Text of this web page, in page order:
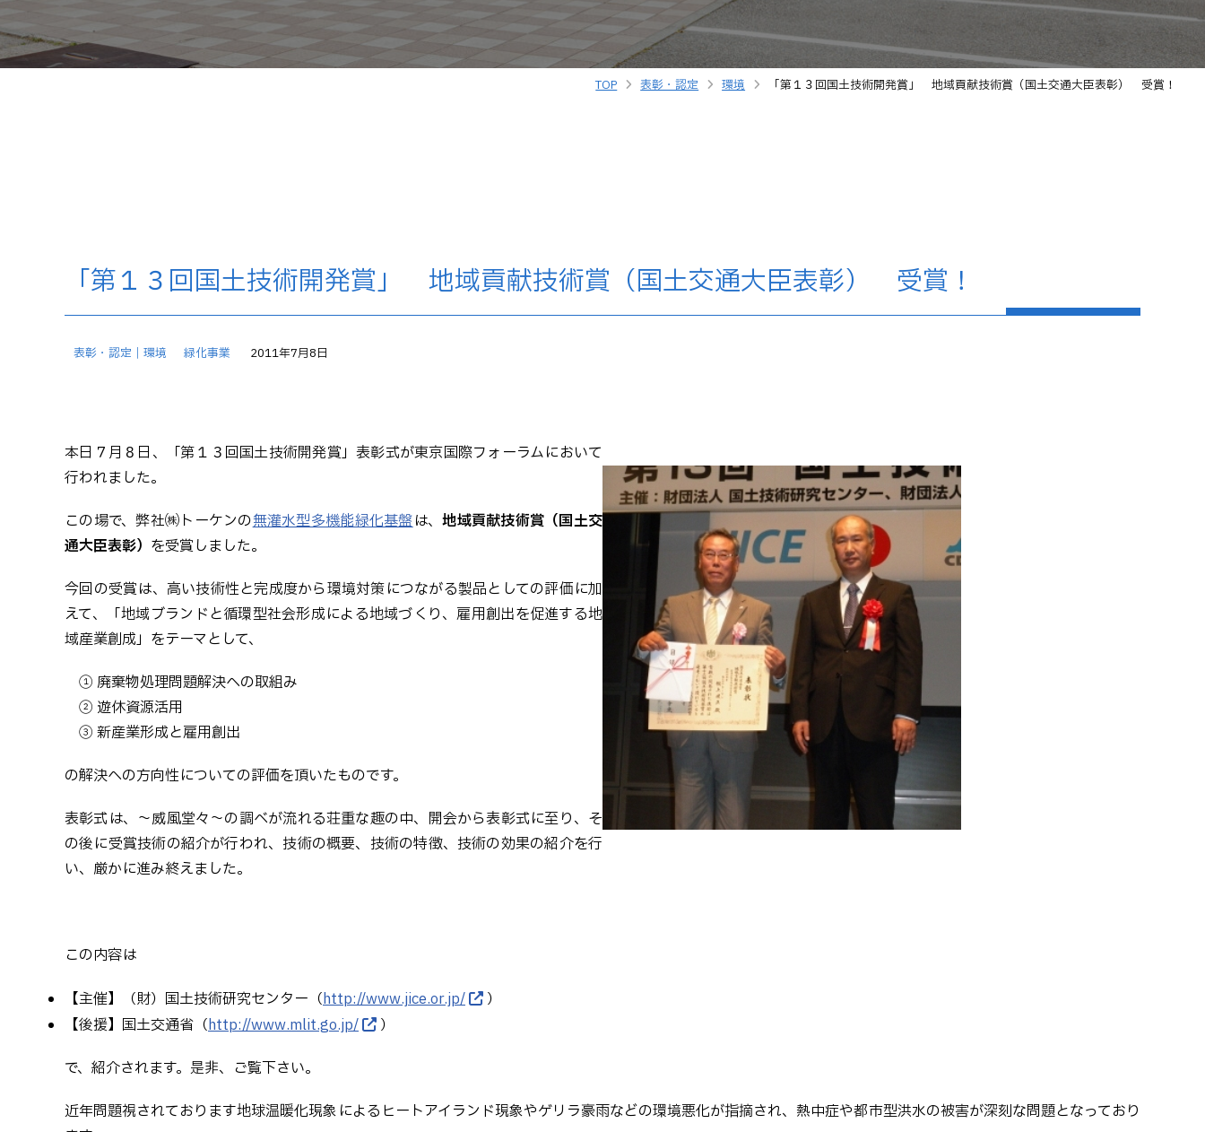
TOP 表彰・認定 環境 「第１３回国土技術開発賞」 地域貢献技術賞（国土交通大臣表彰） 受賞！
「第１３回国土技術開発賞」 地域貢献技術賞（国土交通大臣表彰） 受賞！
表彰・認定｜環境 緑化事業 2011年7月8日
本日７月８日、「第１３回国土技術開発賞」表彰式が東京国際フォーラムにおいて
行われました。
この場で、弊社㈱トーケンの無灌水型多機能緑化基盤は、地域貢献技術賞（国土交
通大臣表彰） を受賞しました。
今回の受賞は、高い技術性と完成度から環境対策につながる製品としての評価に加
えて、「地域ブランドと循環型社会形成による地域づくり、雇用創出を促進する地
域産業創成」をテーマとして、
① 廃棄物処理問題解決への取組み
② 遊休資源活用
③ 新産業形成と雇用創出
の解決への方向性についての評価を頂いたものです。
表彰式は、～威風堂々～の調べが流れる荘重な趣の中、開会から表彰式に至り、そ
の後に受賞技術の紹介が行われ、技術の概要、技術の特徴、技術の効果の紹介を行
い、厳かに進み終えました。
この内容は
【主催】（財）国土技術研究センター（http://www.jice.or.jp/
）
【後援】国土交通省（http://www.mlit.go.jp/
）
で、紹介されます。是非、ご覧下さい。
近年問題視されております地球温暖化現象によるヒートアイランド現象やゲリラ豪雨などの環境悪化が指摘され、熱中症や都市型洪水の被害が深刻な問題となっており